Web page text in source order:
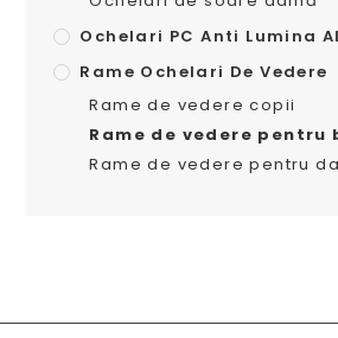
Ochelari PC Anti Lumina
Rame Ochelari De Vedere
Rame de vedere copii
Rame de vedere pentru
Rame de vedere pentru